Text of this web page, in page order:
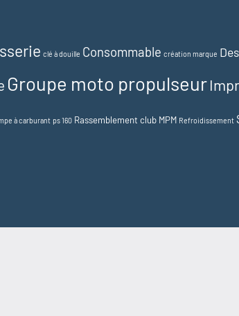
clé à douille Consommable création marque
Groupe moto propulseur
à carburant ps 160 Rassemblement club MPM Refroidissement